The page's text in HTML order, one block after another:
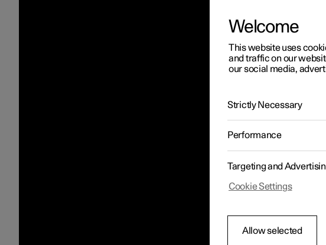
Welcome
This website uses
and traffic on our
our social media,
Strictly Necessary
Performance
Targeting and
Cookie Settings
Allow selected